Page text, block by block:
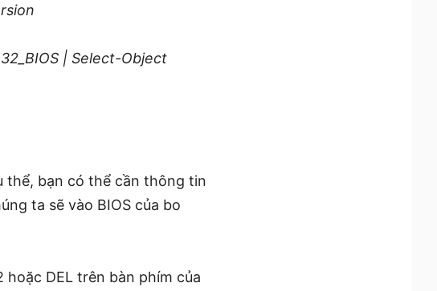
| Select-Object
thể, bạn có thể cần thông tin
ta sẽ vào BIOS của bo
hoặc DEL trên bàn phím của